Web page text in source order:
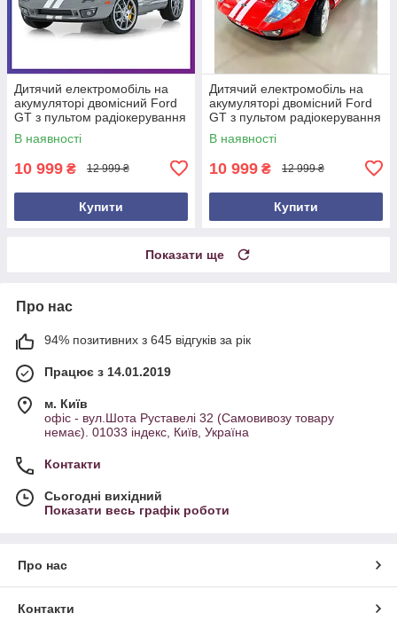
Дитячий електромобіль на
акумуляторі двомісний Ford
GT з пультом радіокерування
для дітей 3-8 років Сірий
В наявності
10 999 ₴ 12 999 ₴
Купити
Дитячий електромобіль на
акумуляторі двомісний Ford
GT з пультом радіокерування
для дітей 3-8 років Червоний
В наявності
10 999 ₴ 12 999 ₴
Купити
Показати ще
Про нас
94% позитивних з 645 відгуків за рік
Працює з 14.01.2019
м. Київ
офіс - вул.Шота Руставелі 32 (Самовивозу товару
немає). 01033 індекс, Київ, Україна
Контакти
Сьогодні вихідний
Показати весь графік роботи
Про нас
Контакти